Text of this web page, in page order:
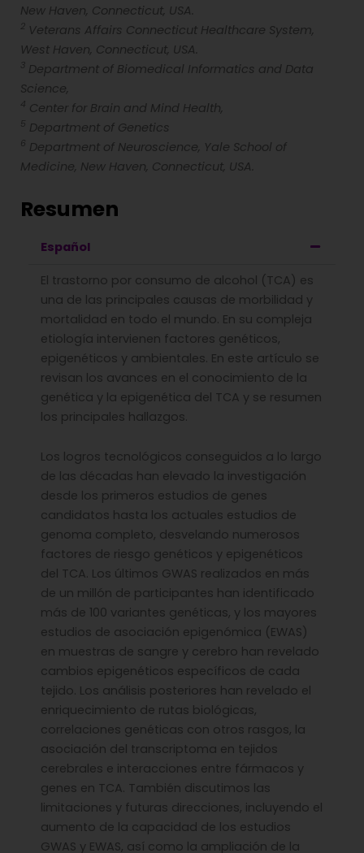
New Haven, Connecticut, USA.
2 Veterans Affairs Connecticut Healthcare System,
West Haven, Connecticut, USA.
3 Department of Biomedical Informatics and Data
Science,
4 Center for Brain and Mind Health,
5 Department of Genetics
6 Department of Neuroscience, Yale School of
Medicine, New Haven, Connecticut, USA.
Resumen
Español
El trastorno por consumo de alcohol (TCA) es
una de las principales causas de morbilidad y
mortalidad en todo el mundo. En su compleja
etiología intervienen factores genéticos,
epigenéticos y ambientales. En este artículo se
revisan los avances en el conocimiento de la
genética y la epigenética del TCA y se resumen
los principales hallazgos.
Los logros tecnológicos conseguidos a lo largo
de las décadas han elevado la investigación
desde los primeros estudios de genes
candidatos hasta los actuales estudios de
genoma completo, desvelando numerosos
factores de riesgo genéticos y epigenéticos
del TCA. Los últimos GWAS realizados en más
de un millón de participantes han identificado
más de 100 variantes genéticas, y los mayores
estudios de asociación epigenómica (EWAS)
en muestras de sangre y cerebro han revelado
cambios epigenéticos específicos de cada
tejido. Los análisis posteriores han revelado el
enriquecimiento de rutas biológicas,
correlaciones genéticas con otros rasgos, la
asociación del transcriptoma en tejidos
cerebrales e interacciones entre fármacos y
genes en TCA. También discutimos las
limitaciones y futuras direcciones, incluyendo el
aumento de la capacidad de los estudios
GWAS y EWAS, así como la ampliación de la